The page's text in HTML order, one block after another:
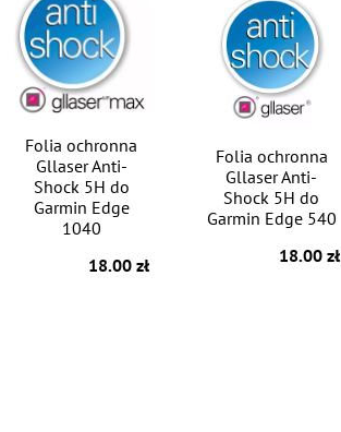
Folia ochronna
Gllaser Anti-
Shock 5H do
Garmin Edge
1040
18.00 zł
Folia ochronna
Gllaser Anti-
Shock 5H do
Garmin Edge 540
18.00 zł